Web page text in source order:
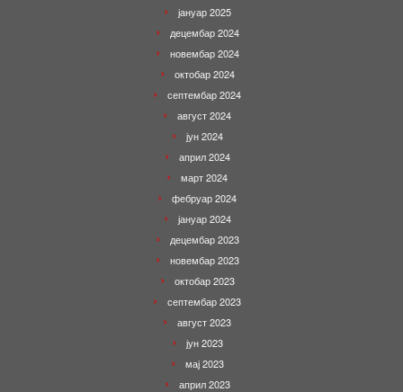
јануар 2025
децембар 2024
новембар 2024
октобар 2024
септембар 2024
август 2024
јун 2024
април 2024
март 2024
фебруар 2024
јануар 2024
децембар 2023
новембар 2023
октобар 2023
септембар 2023
август 2023
јун 2023
мај 2023
април 2023